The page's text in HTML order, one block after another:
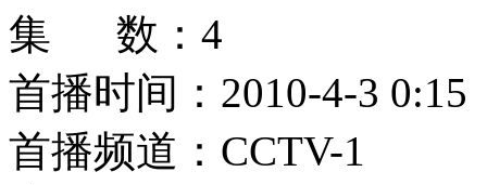
集 数：4
首播时间：2010-4-3 0:15
首播频道：CCTV-1